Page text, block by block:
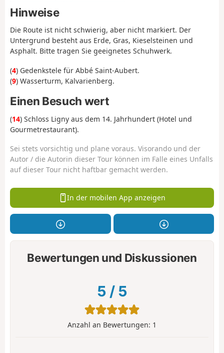
Hinweise
Die Route ist nicht schwierig, aber nicht markiert. Der
Untergrund besteht aus Erde, Gras, Kieselsteinen und
Asphalt. Bitte tragen Sie geeignetes Schuhwerk.
(4) Gedenkstele für Abbé Saint-Aubert.
(9) Wasserturm, Kalvarienberg.
Einen Besuch wert
(14) Schloss Ligny aus dem 14. Jahrhundert (Hotel und
Gourmetrestaurant).
Sei stets vorsichtig und plane voraus. Visorando und der
Autor / die Autorin dieser Tour können im Falle eines Unfalls
auf dieser Tour nicht haftbar gemacht werden.
In der mobilen App anzeigen
Bewertungen und Diskussionen
5 / 5
Anzahl an Bewertungen: 1